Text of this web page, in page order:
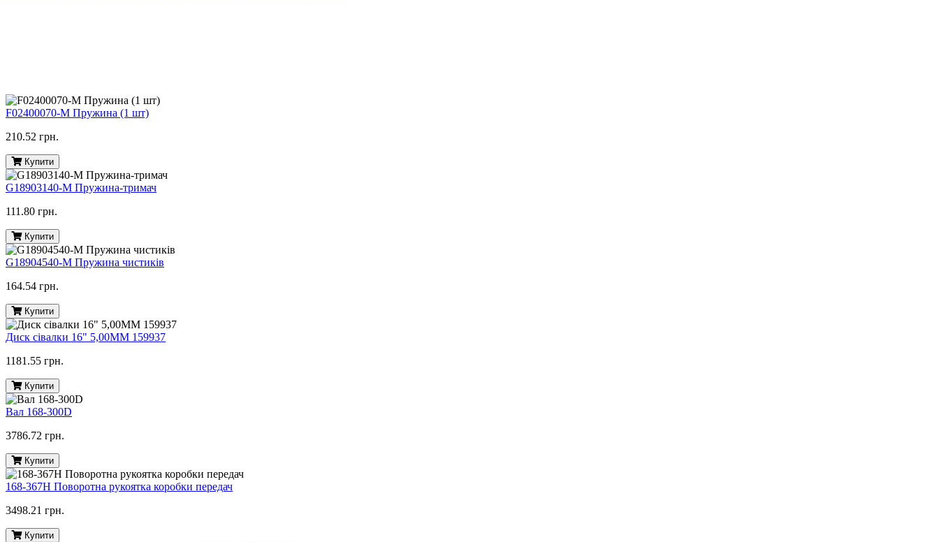
F02400070-M Пружина (1 шт)
210.52 грн.
Купити
G18903140-M Пружина-тримач
111.80 грн.
Купити
G18904540-M Пружина чистиків
164.54 грн.
Купити
Диск сівалки 16" 5,00ММ 159937
1181.55 грн.
Купити
Вал 168-300D
3786.72 грн.
Купити
168-367H Поворотна рукоятка коробки передач
3498.21 грн.
Купити